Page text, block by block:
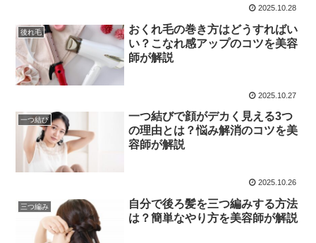
2025.10.28
後れ毛
おくれ毛の巻き方はどうすればい
い？こなれ感アップのコツを美容
師が解説
2025.10.27
一つ結び
一つ結びで顔がデカく見える3つ
の理由とは？悩み解消のコツを美
容師が解説
2025.10.26
三つ編み
自分で後ろ髪を三つ編みする方法
は？簡単なやり方を美容師が解説